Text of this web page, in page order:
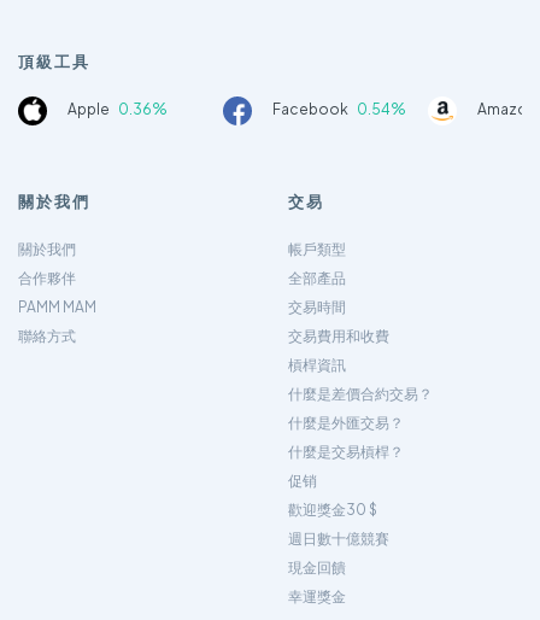
頂級工具
Apple 0.36% Facebook 0.54%
關於我們
關於我們
合作夥伴
PAMM MAM
聯絡方式
交易
帳戶類型
全部產品
交易時間
交易費用和收費
槓桿資訊
什麼是差價合約交易？
什麼是外匯交易？
什麼是交易槓桿？
促销
歡迎獎金30 $
週日數十億競賽
現金回饋
幸運獎金